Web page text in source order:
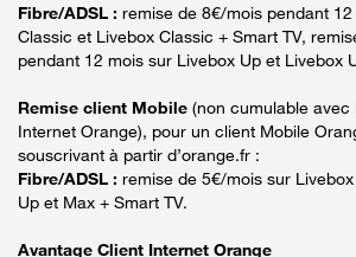
Fibre/ADSL : remise de 8€/mois pendant
Classic et Livebox Classic + Smart TV,
pendant 12 mois sur Livebox Up et Livebox
Remise client Mobile (non cumulable avec
Internet Orange), pour un client Mobile
souscrivant à partir d’orange.fr :
Fibre/ADSL : remise de 5€/mois sur
Up et Max + Smart TV.
Avantage Client Internet Orange